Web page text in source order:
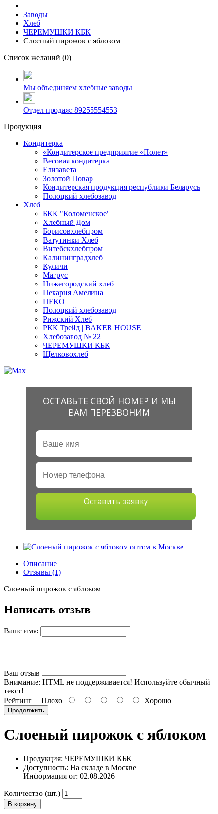
Заводы
Хлеб
ЧЕРЕМУШКИ КБК
Слоеный пирожок с яблоком
Список желаний (0)
Мы объединяем хлебные заводы
Отдел продаж: 89255554553
Продукция
Кондитерка
«Кондитерское предприятие «Полет»
Весовая кондитерка
Елизавета
Золотой Повар
Кондитерская продукция республики Беларусь
Полоцкий хлебозавод
Хлеб
БКК "Коломенское"
Хлебный Дом
Борисовхлебпром
Ватутинки Хлеб
Витебскхлебпром
Калининградхлеб
Куличи
Магрус
Нижегородский хлеб
Пекарня Амелина
ПЕКО
Полоцкий хлебозавод
Рижский Хлеб
РКК Трейд | BAKER HOUSE
Хлебозавод № 22
ЧЕРЕМУШКИ КБК
Щелковохлеб
ОСТАВЬТЕ СВОЙ НОМЕР И МЫ
ВАМ ПЕРЕЗВОНИМ
Оставить заявку
Описание
Отзывы (1)
Слоеный пирожок с яблоком
Написать отзыв
Ваше имя:
Ваш отзыв
Внимание: HTML не поддерживается! Используйте обычный
текст!
Рейтинг Плохо Хорошо
Продолжить
Слоеный пирожок с яблоком
Продукция: ЧЕРЕМУШКИ КБК
Доступность: На складе в Москве
Информация от: 02.08.2026
Количество (шт.)
В корзину